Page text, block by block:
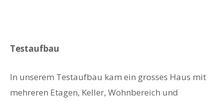
Testaufbau
In unserem Testaufbau kam ein grosses Haus mit
mehreren Etagen, Keller, Wohnbereich und